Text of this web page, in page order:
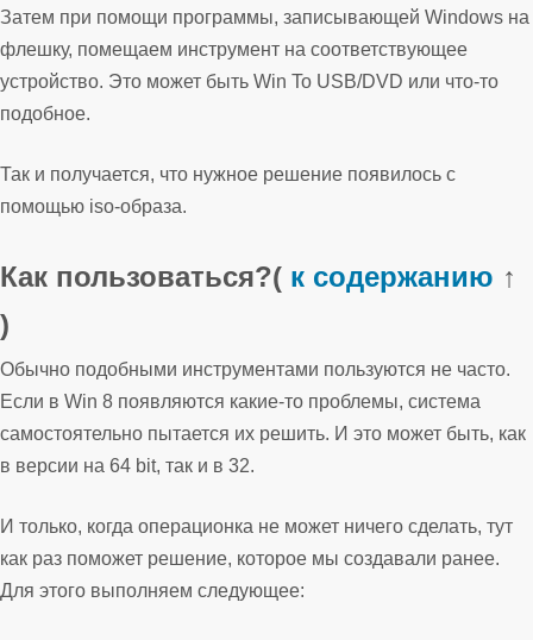
Затем при помощи программы, записывающей Windows на
флешку, помещаем инструмент на соответствующее
устройство. Это может быть Win To USB/DVD или что-то
подобное.
Так и получается, что нужное решение появилось с
помощью iso-образа.
Как пользоваться?( к содержанию ↑
)
Обычно подобными инструментами пользуются не часто.
Если в Win 8 появляются какие-то проблемы, система
самостоятельно пытается их решить. И это может быть, как
в версии на 64 bit, так и в 32.
И только, когда операционка не может ничего сделать, тут
как раз поможет решение, которое мы создавали ранее.
Для этого выполняем следующее: